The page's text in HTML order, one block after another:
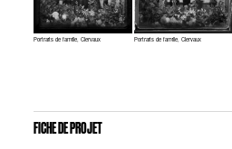
Portraits de famille, Clervaux Portraits de famille, Clervaux
FICHE DE PROJET